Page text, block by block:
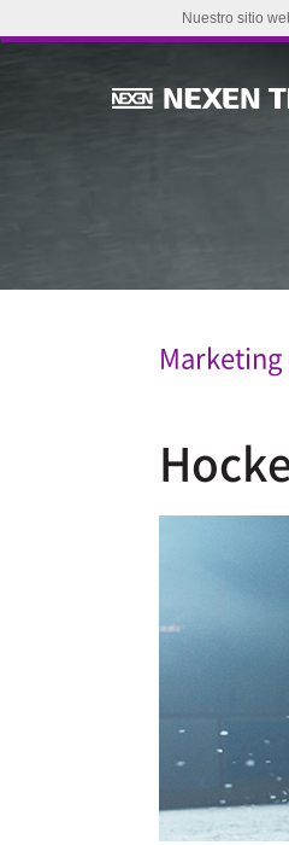
Nuestro sitio